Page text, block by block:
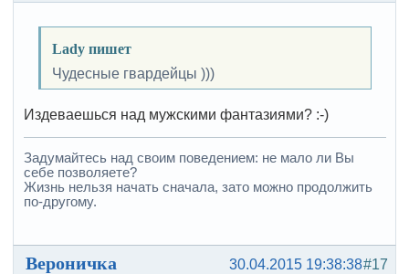
Lady пишет
Чудесные гвардейцы )))
Издеваешься над мужскими фантазиями? :-)
Задумайтесь над своим поведением: не мало ли Вы
себе позволяете?
Жизнь нельзя начать сначала, зато можно продолжить
по-другому.
#17
30.04.2015 19:38:38
Вероничка